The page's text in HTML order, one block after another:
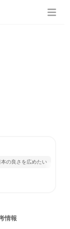
本の良さを広めたい
情報